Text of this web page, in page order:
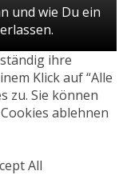
und wie Du ein
ihre
Klick auf “Alle
zu. Sie können
ablehnen
All